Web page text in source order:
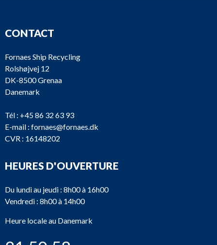
CONTACT
Fornaes Ship Recycling
Rolshøjvej 12
DK-8500 Grenaa
Danemark
Tél : +45 86 32 63 93
E-mail : fornaes@fornaes.dk
CVR : 16148202
HEURES D'OUVERTURE
Du lundi au jeudi : 8h00 à 16h00
Vendredi : 8h00 à 14h00
Heure locale au Danemark